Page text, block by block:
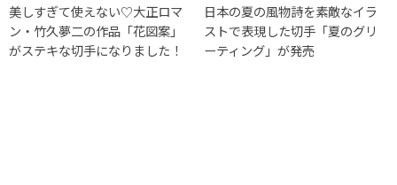
美しすぎて使えない♡大正ロマ
ン・竹久夢二の作品「花図案」
がステキな切手になりました！
日本の夏の風物詩を素敵なイラ
ストで表現した切手「夏のグリ
ーティング」が発売